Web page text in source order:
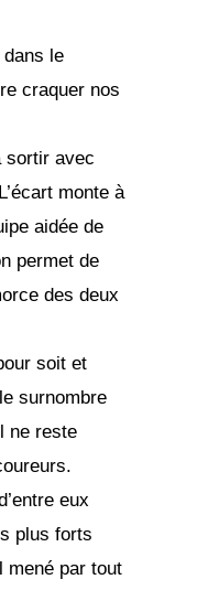
dans le
craquer nos
sortir avec
monte à
aidée de
permet de
des deux
soit et
surnombre
ne reste
eux
plus forts
mené par tout